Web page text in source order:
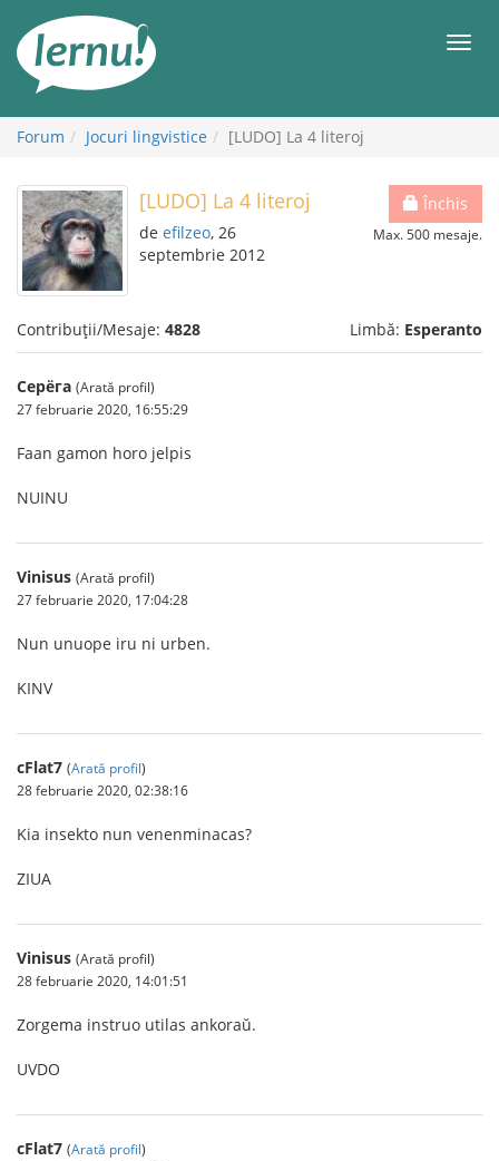
conținut
Forum Jocuri lingvistice [LUDO] La 4 literoj
Închis
Max. 500 mesaje.
[LUDO] La 4 literoj
de efilzeo, 26
septembrie 2012
Contribuții/Mesaje: 4828 Limbă: Esperanto
Серёга (Arată profil)
27 februarie 2020, 16:55:29
Faan gamon horo jelpis
NUINU
Vinisus (Arată profil)
27 februarie 2020, 17:04:28
Nun unuope iru ni urben.
KINV
cFlat7 (Arată profil)
28 februarie 2020, 02:38:16
Kia insekto nun venenminacas?
ZIUA
Vinisus (Arată profil)
28 februarie 2020, 14:01:51
Zorgema instruo utilas ankoraŭ.
UVDO
cFlat7 (Arată profil)